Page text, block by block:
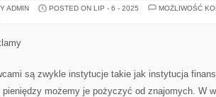
ADMIN POSTED ON LIP - 6 - 2025
MOŻLIWOŚĆ
są zwykle instytucje takie jak instytucja
pieniędzy możemy je pożyczyć od znajomych. W